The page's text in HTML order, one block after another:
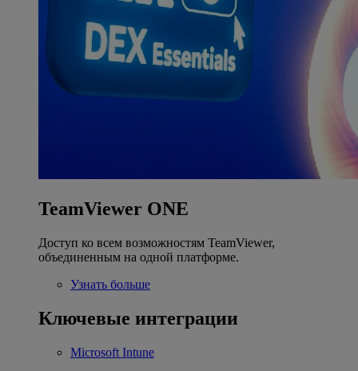
TeamViewer ONE
Доступ ко всем возможностям TeamViewer,
объединенным на одной платформе.
Узнать больше
Ключевые интеграции
Microsoft Intune